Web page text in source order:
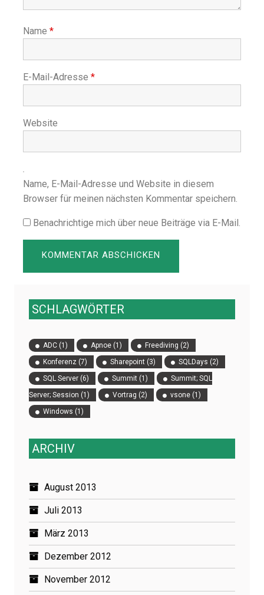
Name *
E-Mail-Adresse *
Website
Name, E-Mail-Adresse und Website in diesem
Browser für meinen nächsten Kommentar speichern.
Benachrichtige mich über neue Beiträge via E-Mail.
SCHLAGWÖRTER
ADC (1) Apnoe (1) Freediving (2)
Konferenz (7) Sharepoint (3) SQLDays (2)
SQL Server (6) Summit (1)
Summit; SQL
Server; Session (1) Vortrag (2) vsone (1)
Windows (1)
ARCHIV
August 2013
Juli 2013
März 2013
Dezember 2012
November 2012